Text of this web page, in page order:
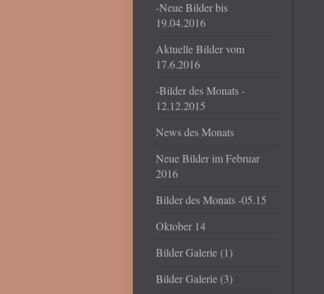
-Neue Bilder bis
19.04.2016
Aktuelle Bilder vom
17.6.2016
-Bilder des Monats -
12.12.2015
News des Monats
Neue Bilder im Februar
2016
Bilder des Monats -05.15
Oktober 14
Bilder Galerie (1)
Bilder Galerie (3)